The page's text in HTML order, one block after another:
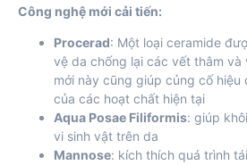
Công nghệ mới cải tiến:
Procerad: Một loại ceramide
vệ da chống lại các vết thâm và
mới này cũng giúp củng cố hiệu
của các hoạt chất hiện tại
Aqua Posae Filiformis: giúp
vi sinh vật trên da
Mannose: kích thích quá trình